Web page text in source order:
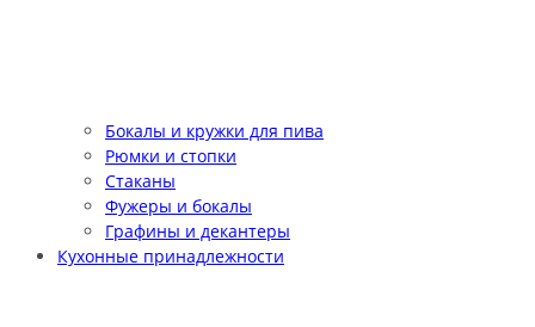
Бокалы и кружки для пива
Рюмки и стопки
Стаканы
Фужеры и бокалы
Графины и декантеры
Кухонные принадлежности